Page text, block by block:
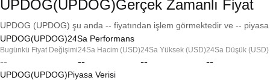
UPDOG(UPDOG)Gerçek Zamanlı Fiyat
UPDOG (UPDOG) şu anda -- fiyatından işlem görmektedir ve --
UPDOG(UPDOG)24Sa Performans
Bugünkü Fiyat Değişimi
--
24Sa Hacim (USD)
--
24Sa Yüksek (USD)
--
24Sa Düşük (USD)
--
UPDOG(UPDOG)Piyasa Verisi